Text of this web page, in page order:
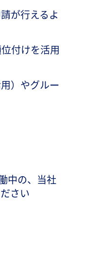
が行えるよ
付けを活用
）やグルー
中の、当社
さい